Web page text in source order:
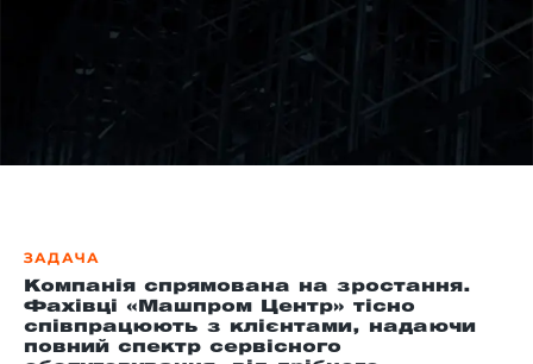
ЗАДАЧА
Компанія спрямована на зростання.
Фахівці «Машпром Центр» тісно
співпрацюють з клієнтами, надаючи
повний спектр сервісного